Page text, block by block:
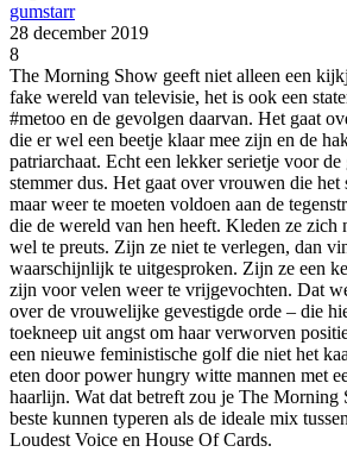
gumstarr
28 december 2019
8
The Morning Show geeft niet alleen een
fake wereld van televisie, het is ook een
#metoo en de gevolgen daarvan. Het gaat
die er wel een beetje klaar mee zijn en de
patriarchaat. Echt een lekker serietje voor
stemmer dus. Het gaat over vrouwen die
maar weer te moeten voldoen aan de
die de wereld van hen heeft. Kleden ze zich
wel te preuts. Zijn ze niet te verlegen, dan
waarschijnlijk te uitgesproken. Zijn ze een
zijn voor velen weer te vrijgevochten. Dat
over de vrouwelijke gevestigde orde – die
toekneep uit angst om haar verworven
een nieuwe feministische golf die niet het
eten door power hungry witte mannen met
haarlijn. Wat dat betreft zou je The Morning
beste kunnen typeren als de ideale mix
Loudest Voice en House Of Cards.